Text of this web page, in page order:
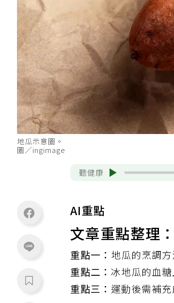
地瓜示意圖。
圖／ingimage
聽健康
AI重點
文章重點整理：
重點一： 地瓜的烹調
重點二：冰地瓜的血
重點三： 運動後需補